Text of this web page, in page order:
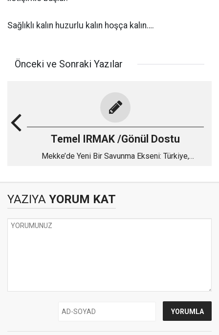
Sağlıklı kalın huzurlu kalın hoşça kalın….
Önceki ve Sonraki Yazılar
Temel IRMAK /Gönül Dostu
Mekke’de Yeni Bir Savunma Ekseni: Türkiye,
YAZIYA YORUM KAT